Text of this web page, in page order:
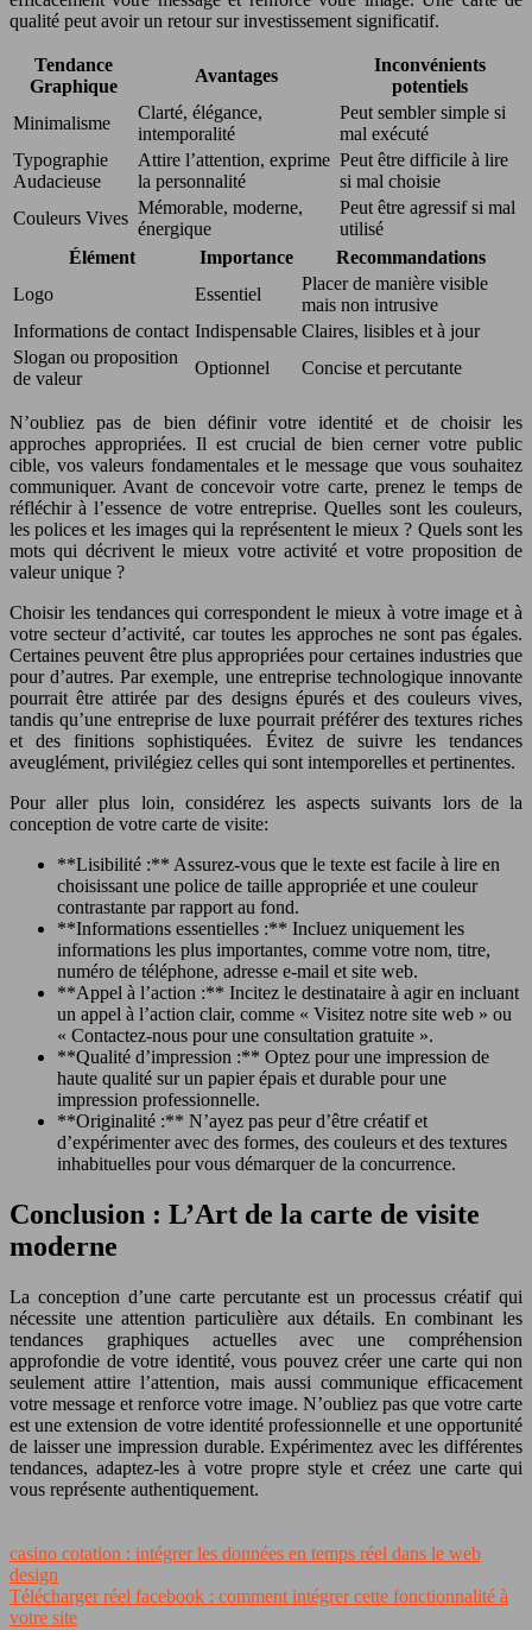
qualité peut avoir un retour sur investissement significatif.
Tendance
Graphique
Avantages
Inconvénients
potentiels
Minimalisme
Clarté, élégance,
intemporalité
Peut sembler simple si
mal exécuté
Typographie
Audacieuse
Attire l’attention, exprime
la personnalité
Peut être difficile à lire
si mal choisie
Couleurs Vives
Mémorable, moderne,
énergique
Peut être agressif si mal
utilisé
Élément
Importance
Recommandations
Logo
Essentiel
Placer de manière visible
mais non intrusive
Informations de contact Indispensable Claires, lisibles et à jour
Slogan ou proposition
de valeur
Optionnel Concise et percutante
N’oubliez pas de bien définir votre identité et de choisir les
approches appropriées. Il est crucial de bien cerner votre public
cible, vos valeurs fondamentales et le message que vous souhaitez
communiquer. Avant de concevoir votre carte, prenez le temps de
réfléchir à l’essence de votre entreprise. Quelles sont les couleurs,
les polices et les images qui la représentent le mieux ? Quels sont les
mots qui décrivent le mieux votre activité et votre proposition de
valeur unique ?
Choisir les tendances qui correspondent le mieux à votre image et à
votre secteur d’activité, car toutes les approches ne sont pas égales.
Certaines peuvent être plus appropriées pour certaines industries que
pour d’autres. Par exemple, une entreprise technologique innovante
pourrait être attirée par des designs épurés et des couleurs vives,
tandis qu’une entreprise de luxe pourrait préférer des textures riches
et des finitions sophistiquées. Évitez de suivre les tendances
aveuglément, privilégiez celles qui sont intemporelles et pertinentes.
Pour aller plus loin, considérez les aspects suivants lors de la
conception de votre carte de visite:
**Lisibilité :** Assurez-vous que le texte est facile à lire en
choisissant une police de taille appropriée et une couleur
contrastante par rapport au fond.
**Informations essentielles :** Incluez uniquement les
informations les plus importantes, comme votre nom, titre,
numéro de téléphone, adresse e-mail et site web.
**Appel à l’action :** Incitez le destinataire à agir en incluant
un appel à l’action clair, comme « Visitez notre site web » ou
« Contactez-nous pour une consultation gratuite ».
**Qualité d’impression :** Optez pour une impression de
haute qualité sur un papier épais et durable pour une
impression professionnelle.
**Originalité :** N’ayez pas peur d’être créatif et
d’expérimenter avec des formes, des couleurs et des textures
inhabituelles pour vous démarquer de la concurrence.
Conclusion : L’Art de la carte de visite
moderne
La conception d’une carte percutante est un processus créatif qui
nécessite une attention particulière aux détails. En combinant les
tendances graphiques actuelles avec une compréhension
approfondie de votre identité, vous pouvez créer une carte qui non
seulement attire l’attention, mais aussi communique efficacement
votre message et renforce votre image. N’oubliez pas que votre carte
est une extension de votre identité professionnelle et une opportunité
de laisser une impression durable. Expérimentez avec les différentes
tendances, adaptez-les à votre propre style et créez une carte qui
vous représente authentiquement.
casino cotation : intégrer les données en temps réel dans le web
design
Télécharger réel facebook : comment intégrer cette fonctionnalité à
votre site